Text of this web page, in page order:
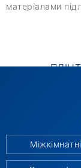
матеріалами
поліуретану.
переваги:
та текстуру,
монтажу та